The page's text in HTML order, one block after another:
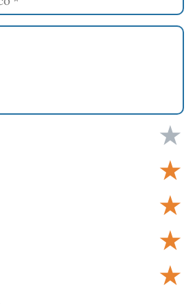
★
★
★
★
★